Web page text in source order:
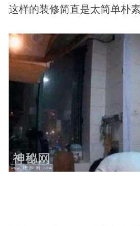
这样的装修简直是太简单朴